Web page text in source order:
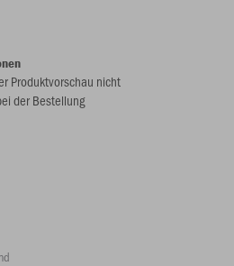
Produktvorschau nicht
der Bestellung